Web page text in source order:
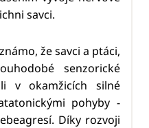
savci.
že savci a ptáci,
senzorické
v okamžicích silné
pohyby -
Díky rozvoji